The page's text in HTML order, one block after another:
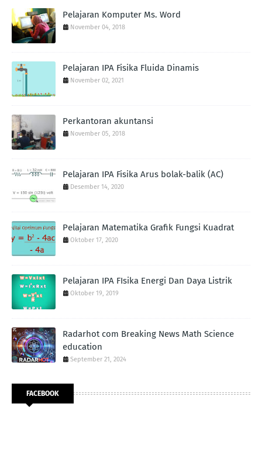
Pelajaran Komputer Ms. Word
November 04, 2018
Pelajaran IPA Fisika Fluida Dinamis
November 02, 2021
Perkantoran akuntansi
November 05, 2018
Pelajaran IPA Fisika Arus bolak-balik (AC)
Desember 14, 2020
Pelajaran Matematika Grafik Fungsi Kuadrat
Oktober 17, 2020
Pelajaran IPA FIsika Energi Dan Daya Listrik
Oktober 19, 2019
Radarhot com Breaking News Math Science
education
September 21, 2024
FACEBOOK